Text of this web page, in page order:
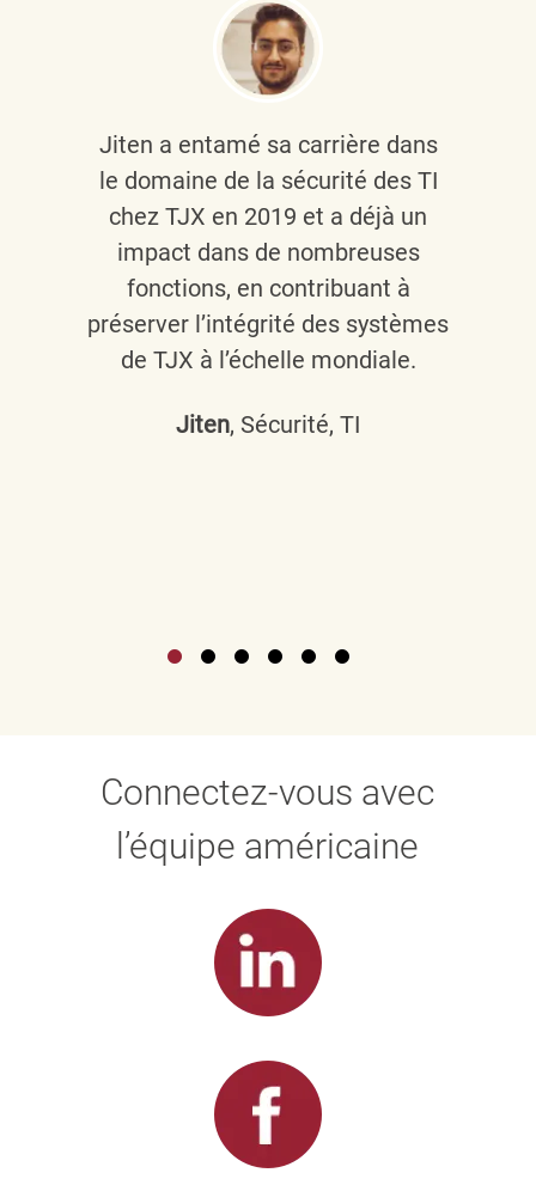
Jiten a entamé sa carrière dans
le domaine de la sécurité des TI
chez TJX en 2019 et a déjà un
impact dans de nombreuses
fonctions, en contribuant à
préserver l’intégrité des systèmes
de TJX à l’échelle mondiale.
Jiten, Sécurité, TI
Connectez-vous avec
l’équipe américaine